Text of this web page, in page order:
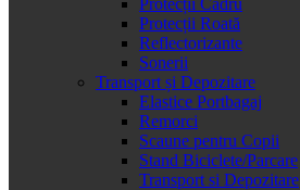
Protecții Roată
Reflectorizante
Sonerii
Transport și Depozitare
Elastice Portbagaj
Remorci
Scaune pentru Copii
Stand Biciclete/Parcare
Transport si Depozitare